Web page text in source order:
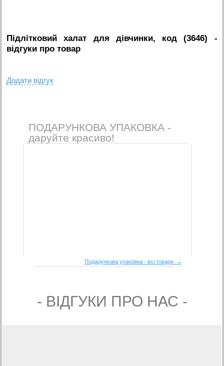
Підлітковий халат для дівчинки, код (3646) -
вiдгуки про товар
Додати вiдгук
ПОДАРУНКОВА УПАКОВКА -
даруйте красиво!
Подарункова упаковка - всі товари →
- ВIДГУКИ ПРО НАС -